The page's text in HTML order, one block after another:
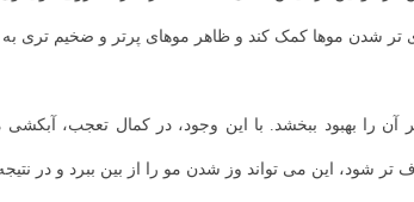
شدن موها کمک کند و ظاهر موهای پرتر و ضخیم‌ تری به
بهبود ببخشد. با این وجود، در کمال تعجب، آبکشی
شود، این می تواند وز شدن مو را از بین ببرد و در